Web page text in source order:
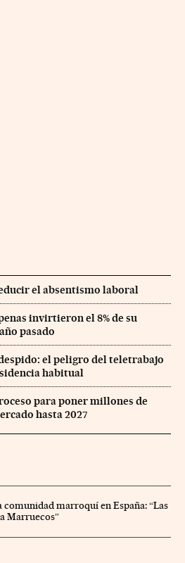
el absentismo laboral
invirtieron el 8% de su
pasado
el peligro del teletrabajo
habitual
para poner millones de
hasta 2027
comunidad marroquí en España: “Las
Marruecos”